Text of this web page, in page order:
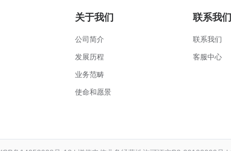
关于我们
公司简介
发展历程
业务范畴
使命和愿景
联系我们
联系我们
客服中心